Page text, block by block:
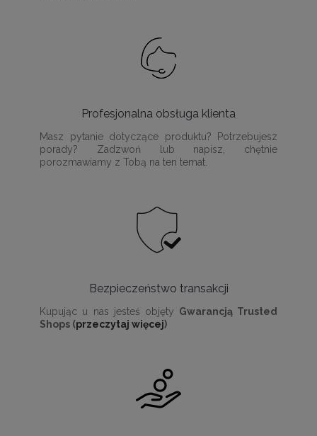
Profesjonalna obsługa klienta
Masz pytanie dotyczące produktu? Potrzebujesz
porady? Zadzwoń lub napisz, chętnie
porozmawiamy z Tobą na ten temat.
Bezpieczeństwo transakcji
Kupując u nas jesteś objęty Gwarancją Trusted
Shops (przeczytaj więcej)